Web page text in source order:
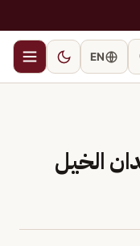
EN
الخيل